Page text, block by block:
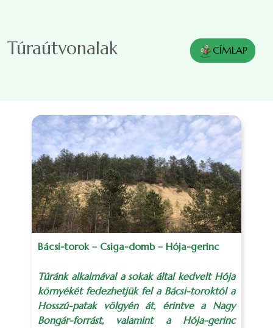
Túraútvonalak CÍMLAP
Bácsi-torok – Csiga-domb – Hója-gerinc
Túránk alkalmával a sokak által kedvelt Hója
környékét fedezhetjük fel a Bácsi-toroktól a
Hosszú-patak völgyén át, érintve a Nagy
Bongár-forrást, valamint a Hója-gerinc